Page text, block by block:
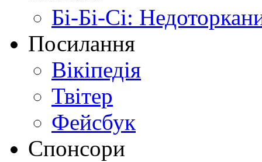
Бі-Бі-Сі:
Посилання
Вікіпедія
Твітер
Фейсбук
Спонсори